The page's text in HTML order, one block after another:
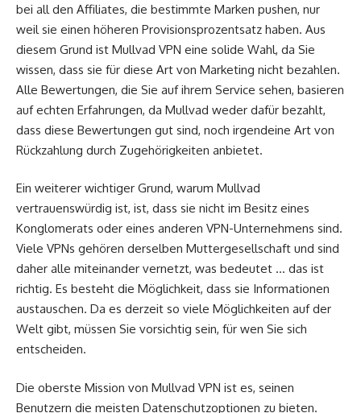
bei all den Affiliates, die bestimmte Marken pushen, nur
weil sie einen höheren Provisionsprozentsatz haben. Aus
diesem Grund ist Mullvad VPN eine solide Wahl, da Sie
wissen, dass sie für diese Art von Marketing nicht bezahlen.
Alle Bewertungen, die Sie auf ihrem Service sehen, basieren
auf echten Erfahrungen, da Mullvad weder dafür bezahlt,
dass diese Bewertungen gut sind, noch irgendeine Art von
Rückzahlung durch Zugehörigkeiten anbietet.
Ein weiterer wichtiger Grund, warum Mullvad
vertrauenswürdig ist, ist, dass sie nicht im Besitz eines
Konglomerats oder eines anderen VPN-Unternehmens sind.
Viele VPNs gehören derselben Muttergesellschaft und sind
daher alle miteinander vernetzt, was bedeutet … das ist
richtig. Es besteht die Möglichkeit, dass sie Informationen
austauschen. Da es derzeit so viele Möglichkeiten auf der
Welt gibt, müssen Sie vorsichtig sein, für wen Sie sich
entscheiden.
Die oberste Mission von Mullvad VPN ist es, seinen
Benutzern die meisten Datenschutzoptionen zu bieten.